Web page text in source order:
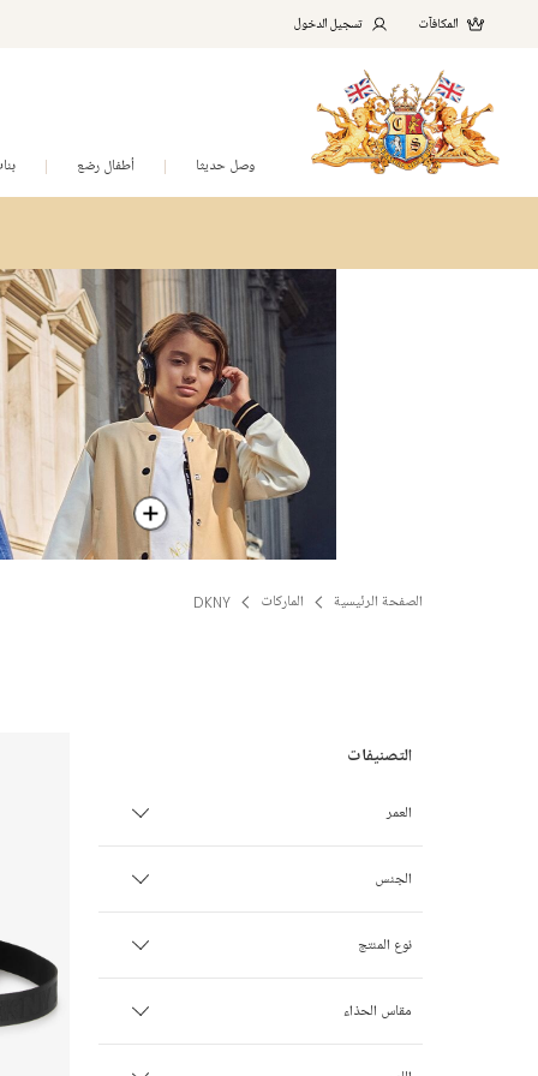
المكافآت تسجيل الدخول
وصل حديثا أطفال رضع
الصفحة الرئيسية الماركات DKNY
العمر
3 سنوات
4 سنوات
6 سنوات
الجنس
ولـد
بنت
نوع المنتج
أحذية
مقاس الحذاء